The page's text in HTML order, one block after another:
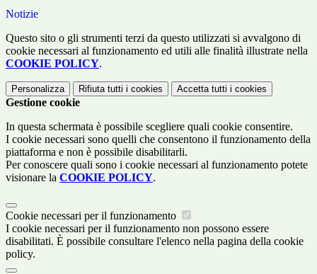
Notizie
Questo sito o gli strumenti terzi da questo utilizzati si avvalgono di
cookie necessari al funzionamento ed utili alle finalità illustrate nella
COOKIE POLICY.
Personalizza Rifiuta tutti i cookies Accetta tutti i cookies
Gestione cookie
In questa schermata è possibile scegliere quali cookie consentire.
I cookie necessari sono quelli che consentono il funzionamento della
piattaforma e non è possibile disabilitarli.
Per conoscere quali sono i cookie necessari al funzionamento potete
visionare la COOKIE POLICY.
Cookie necessari per il funzionamento
I cookie necessari per il funzionamento non possono essere
disabilitati. È possibile consultare l'elenco nella pagina della cookie
policy.